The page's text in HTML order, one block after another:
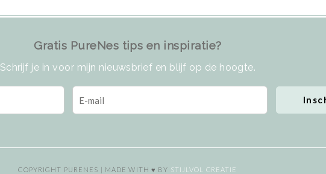
Gratis PureNes tips en inspiratie?
Schrijf je in voor mijn nieuwsbrief en blijf op de hoogte.
COPYRIGHT PURENES | MADE WITH ♥ BY STIJLVOL CREATIE